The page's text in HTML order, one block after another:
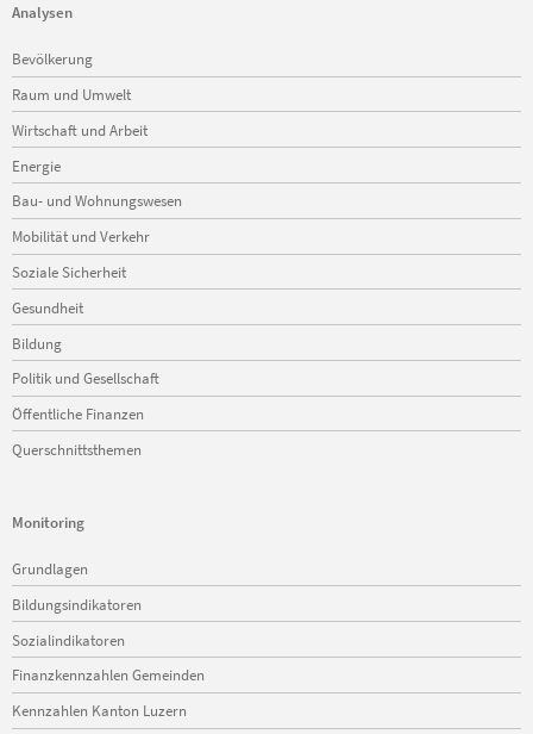
Analysen
Navigation
überspringen
Bevölkerung
Raum und Umwelt
Wirtschaft und Arbeit
Energie
Bau- und Wohnungswesen
Mobilität und Verkehr
Soziale Sicherheit
Gesundheit
Bildung
Politik und Gesellschaft
Öffentliche Finanzen
Querschnittsthemen
Monitoring
Navigation
überspringen
Grundlagen
Bildungsindikatoren
Sozialindikatoren
Finanzkennzahlen Gemeinden
Kennzahlen Kanton Luzern